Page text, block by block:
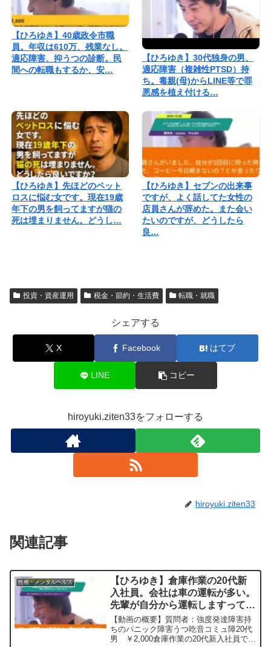
【ひろゆき】40歳政令市職
員。年収は610万、残業なし。
適応障害、抑うつの診断。民
間への転職もするか、安…
【ひろゆき】30代独身の男、
適応障害（複雑性PTSD）持
ち。毒親(母)からLINE等で罪
悪感を植え付ける…
【ひろゆき】先ほどのペット
ロスに悩む女です。現在19歳
年下の男を飼ってますが猫の
死は埋まりません。どうし…
【ひろゆき】セブンの出来事
ですが、よく話してた女性の
店員さんが辞めた。また会い
たいのですが、どうしたら
良…
投資・資産運用 税金・節約・生活費 転職・就職
シェアする
X Facebook はてブ
LINE コピー
hiroyuki.ziten33をフォローする
hiroyuki.ziten33
関連記事
性格・メンタルヘルス
【ひろゆき】倉庫作業の20代新
入社員。会社は車の運転が多い。
先輩が自分から運転しますって言
うぐらいじゃなきゃ駄目と言われ
ました。だめですか？ー ひろゆ
き切り抜き 20240314
【動画の概要】質問者：強度発達障害持
ちのパニック障害うつ吃音コミュ障20代
男 ￥2,000倉庫作業の20代新入社員です